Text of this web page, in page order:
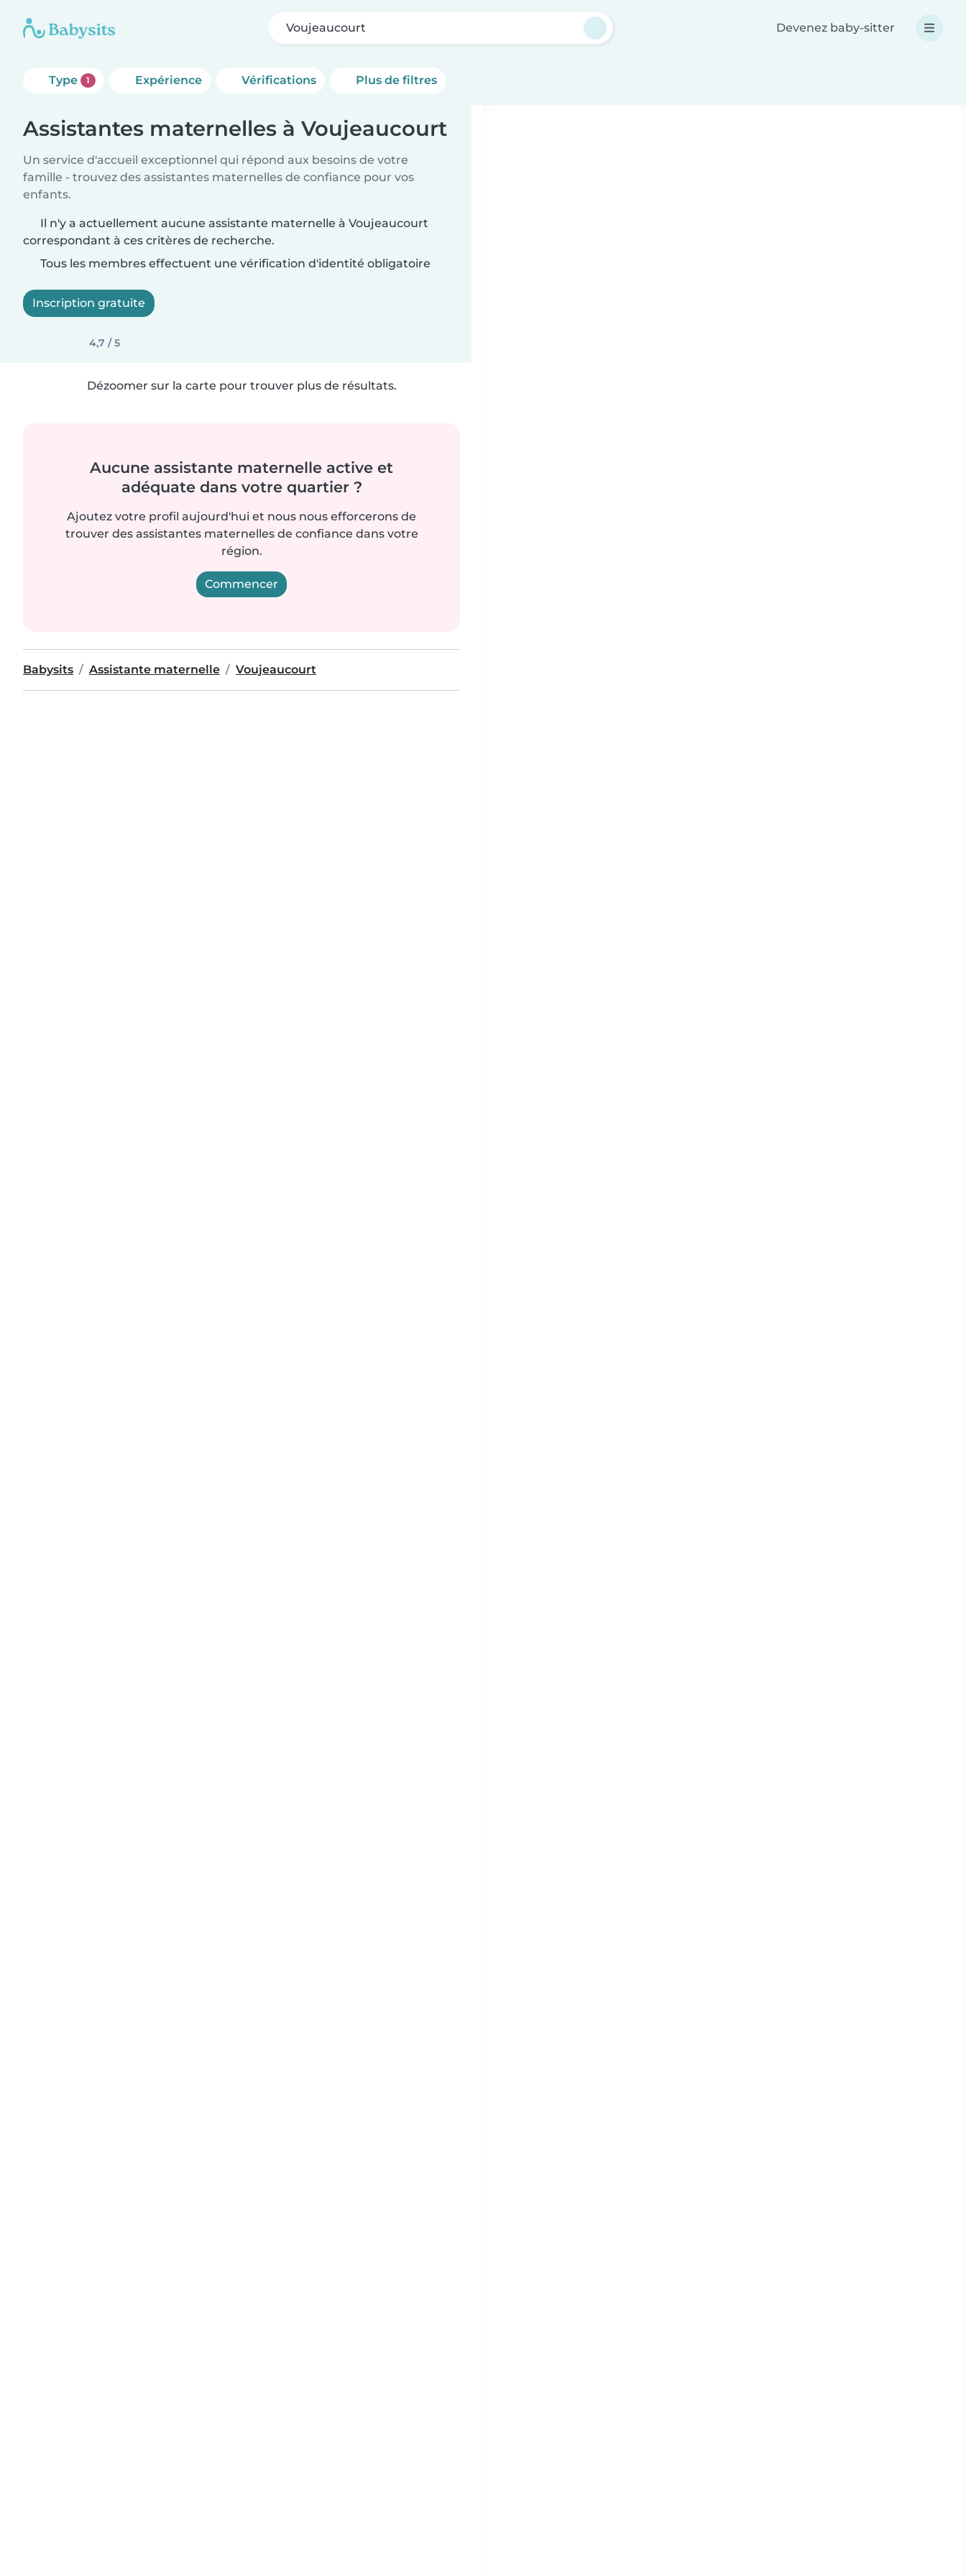
Voujeaucourt Devenez baby-sitter
Type 1 Expérience Vérifications Plus de filtres
Assistantes maternelles à Voujeaucourt
Un service d'accueil exceptionnel qui répond aux besoins de votre
famille - trouvez des assistantes maternelles de confiance pour vos
enfants.
Il n'y a actuellement aucune assistante maternelle à Voujeaucourt
correspondant à ces critères de recherche.
Tous les membres effectuent une vérification d'identité obligatoire
Inscription gratuite
4,7 / 5
Dézoomer sur la carte pour trouver plus de résultats.
Aucune assistante maternelle active et
adéquate dans votre quartier ?
Ajoutez votre profil aujourd'hui et nous nous efforcerons de
trouver des assistantes maternelles de confiance dans votre
région.
Commencer
Babysits Assistante maternelle Voujeaucourt